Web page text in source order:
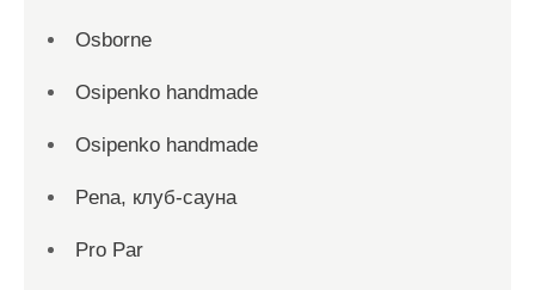
Osborne
Osipenko handmade
Osipenko handmade
Pena, клуб-сауна
Pro Par